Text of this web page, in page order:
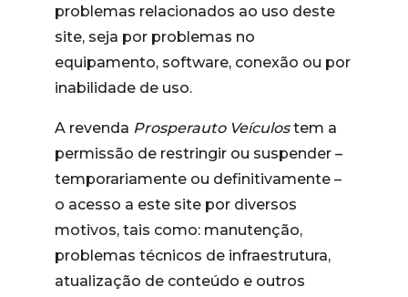
problemas relacionados ao uso deste
site, seja por problemas no
equipamento, software, conexão ou por
inabilidade de uso.
A revenda Prosperauto Veículostem a
permissão de restringir ou suspender –
temporariamente ou definitivamente –
o acesso a este site por diversos
motivos, tais como: manutenção,
problemas técnicos de infraestrutura,
atualização de conteúdo e outros